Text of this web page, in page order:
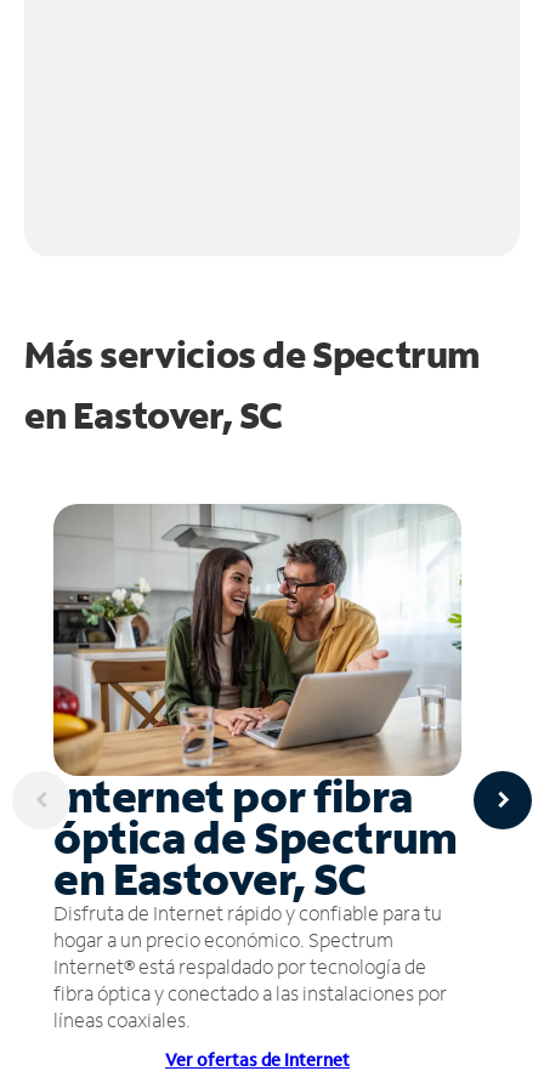
Más servicios de Spectrum
en Eastover, SC
Internet por fibra
óptica de Spectrum
en Eastover, SC
Disfruta de Internet rápido y confiable para tu
hogar a un precio económico. Spectrum
Internet® está respaldado por tecnología de
fibra óptica y conectado a las instalaciones por
líneas coaxiales.
Ver ofertas de Internet